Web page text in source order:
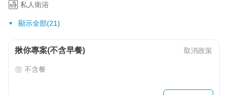
私人衛浴
顯示全部(21)
揪你專案(不含早餐) 取消政策
不含餐